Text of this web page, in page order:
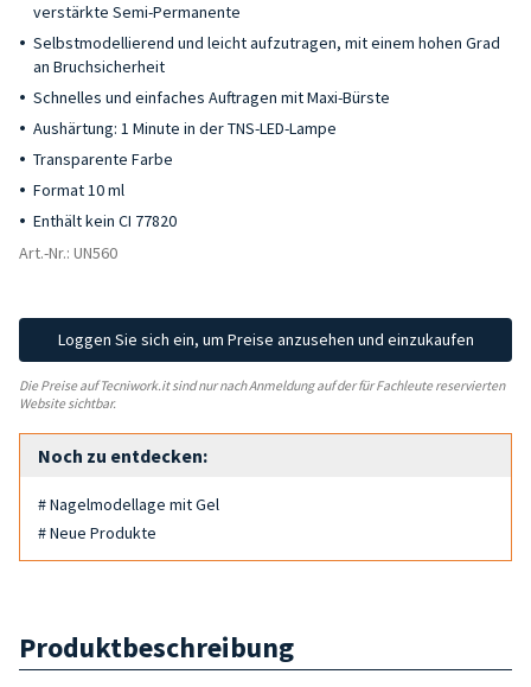
verstärkte Semi-Permanente
Selbstmodellierend und leicht aufzutragen, mit einem hohen Grad
an Bruchsicherheit
Schnelles und einfaches Auftragen mit Maxi-Bürste
Aushärtung: 1 Minute in der TNS-LED-Lampe
Transparente Farbe
Format 10 ml
Enthält kein CI 77820
Art.-Nr.: UN560
Loggen Sie sich ein, um Preise anzusehen und einzukaufen
Die Preise auf Tecniwork.it sind nur nach Anmeldung auf der für Fachleute reservierten
Website sichtbar.
Noch zu entdecken:
# Nagelmodellage mit Gel
# Neue Produkte
Produktbeschreibung